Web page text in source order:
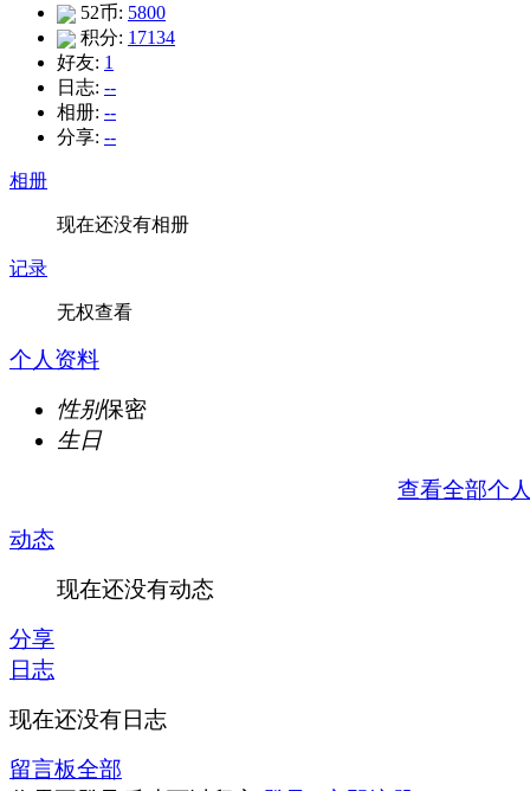
52币: 5800
积分: 17134
好友: 1
日志: --
相册: --
分享: --
相册
现在还没有相册
记录
无权查看
个人资料
性别保密
生日
查看全部个
动态
现在还没有动态
分享
日志
现在还没有日志
留言板全部